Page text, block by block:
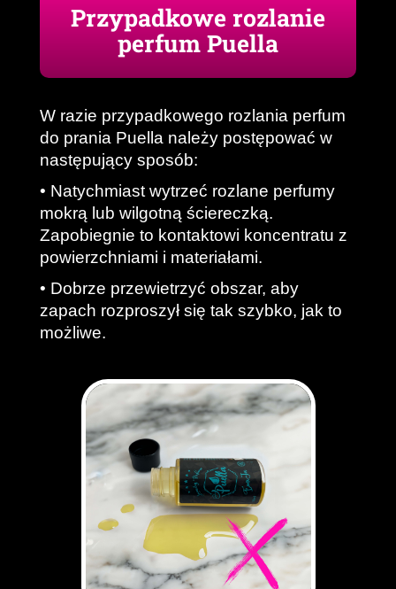
Przypadkowe rozlanie
perfum Puella
W razie przypadkowego rozlania perfum
do prania Puella należy postępować w
następujący sposób:
• Natychmiast wytrzeć rozlane perfumy
mokrą lub wilgotną ściereczką.
Zapobiegnie to kontaktowi koncentratu z
powierzchniami i materiałami.
• Dobrze przewietrzyć obszar, aby
zapach rozproszył się tak szybko, jak to
możliwe.